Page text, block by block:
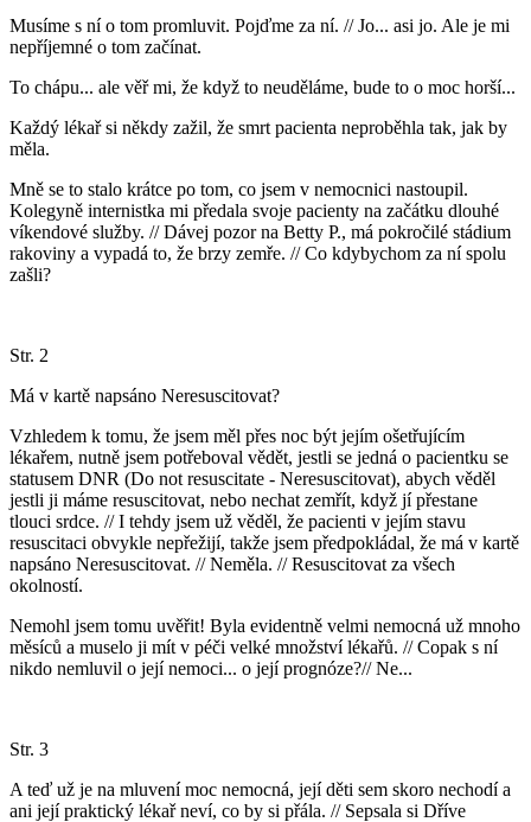
Musíme s ní o tom promluvit. Pojďme za ní. // Jo... asi jo. Ale je mi
nepříjemné o tom začínat.
To chápu... ale věř mi, že když to neuděláme, bude to o moc horší...
Každý lékař si někdy zažil, že smrt pacienta neproběhla tak, jak by
měla.
Mně se to stalo krátce po tom, co jsem v nemocnici nastoupil.
Kolegyně internistka mi předala svoje pacienty na začátku dlouhé
víkendové služby. // Dávej pozor na Betty P., má pokročilé stádium
rakoviny a vypadá to, že brzy zemře. // Co kdybychom za ní spolu
zašli?
Str. 2
Má v kartě napsáno Neresuscitovat?
Vzhledem k tomu, že jsem měl přes noc být jejím ošetřujícím
lékařem, nutně jsem potřeboval vědět, jestli se jedná o pacientku se
statusem DNR (Do not resuscitate - Neresuscitovat), abych věděl
jestli ji máme resuscitovat, nebo nechat zemřít, když jí přestane
tlouci srdce. // I tehdy jsem už věděl, že pacienti v jejím stavu
resuscitaci obvykle nepřežijí, takže jsem předpokládal, že má v kartě
napsáno Neresuscitovat. // Neměla. // Resuscitovat za všech
okolností.
Nemohl jsem tomu uvěřit! Byla evidentně velmi nemocná už mnoho
měsíců a muselo ji mít v péči velké množství lékařů. // Copak s ní
nikdo nemluvil o její nemoci... o její prognóze?// Ne...
Str. 3
A teď už je na mluvení moc nemocná, její děti sem skoro nechodí a
ani její praktický lékař neví, co by si přála. // Sepsala si Dříve